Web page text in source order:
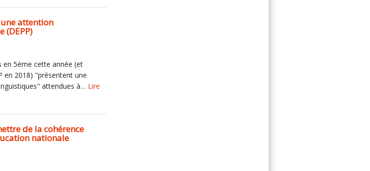
attention
(DEPP)
en 5ème cette année (et
en 2018) "présentent une
attendues à… Lire
de la cohérence
nationale